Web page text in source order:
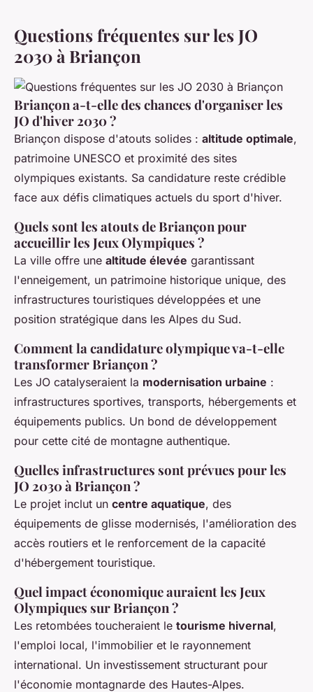
Questions fréquentes sur les JO
2030 à Briançon
Briançon a-t-elle des chances d'organiser les
JO d'hiver 2030 ?
Briançon dispose d'atouts solides : altitude optimale,
patrimoine UNESCO et proximité des sites
olympiques existants. Sa candidature reste crédible
face aux défis climatiques actuels du sport d'hiver.
Quels sont les atouts de Briançon pour
accueillir les Jeux Olympiques ?
La ville offre une altitude élevée garantissant
l'enneigement, un patrimoine historique unique, des
infrastructures touristiques développées et une
position stratégique dans les Alpes du Sud.
Comment la candidature olympique va-t-elle
transformer Briançon ?
Les JO catalyseraient la modernisation urbaine :
infrastructures sportives, transports, hébergements et
équipements publics. Un bond de développement
pour cette cité de montagne authentique.
Quelles infrastructures sont prévues pour les
JO 2030 à Briançon ?
Le projet inclut un centre aquatique, des
équipements de glisse modernisés, l'amélioration des
accès routiers et le renforcement de la capacité
d'hébergement touristique.
Quel impact économique auraient les Jeux
Olympiques sur Briançon ?
Les retombées toucheraient le tourisme hivernal,
l'emploi local, l'immobilier et le rayonnement
international. Un investissement structurant pour
l'économie montagnarde des Hautes-Alpes.